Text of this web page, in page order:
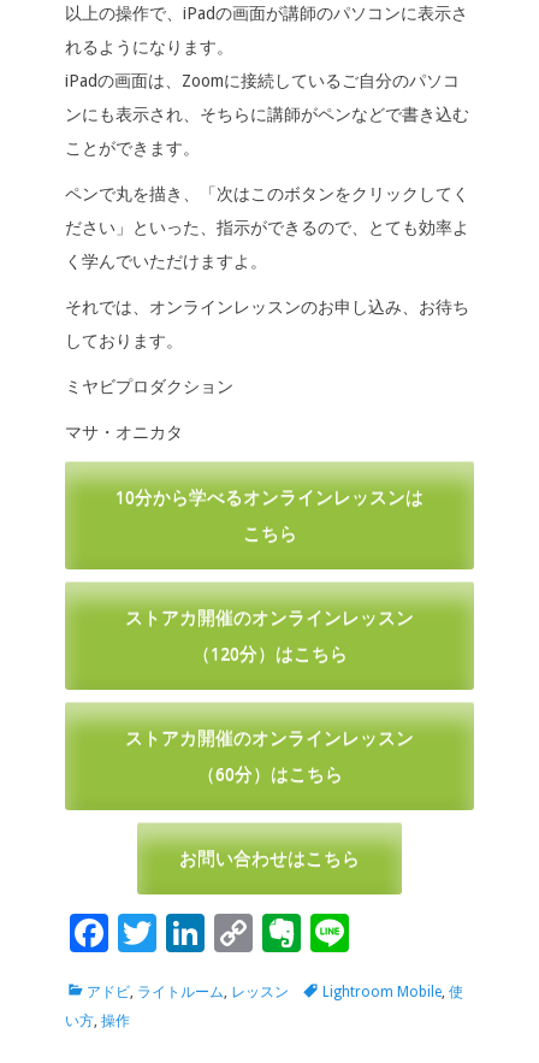
以上の操作で、iPadの画面が講師のパソコンに表示さ
れるようになります。
iPadの画面は、Zoomに接続しているご自分のパソコ
ンにも表示され、そちらに講師がペンなどで書き込む
ことができます。
ペンで丸を描き、「次はこのボタンをクリックしてく
ださい」といった、指示ができるので、とても効率よ
く学んでいただけますよ。
それでは、オンラインレッスンのお申し込み、お待ち
しております。
ミヤビプロダクション
マサ・オニカタ
10分から学べるオンラインレッスンは
こちら
ストアカ開催のオンラインレッスン
（120分）はこちら
ストアカ開催のオンラインレッスン
（60分）はこちら
お問い合わせはこちら
F
e
T
tt
Li
k
C
p
Ev
er
n e
Categories
アドビ, ライトルーム, レッスン TagsLightroom Mobile, 使
い方, 操作